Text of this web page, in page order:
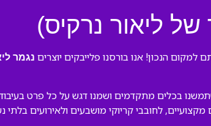
ליאור נרקיס)
הנכון! אנו בורסנו פלייבקים יוצרים נגמר
בכלים מתקדמים ושמנו דגש על כל פרט בעיבוד
לחובבי קריוקי מושבעים ולאירועים בלתי